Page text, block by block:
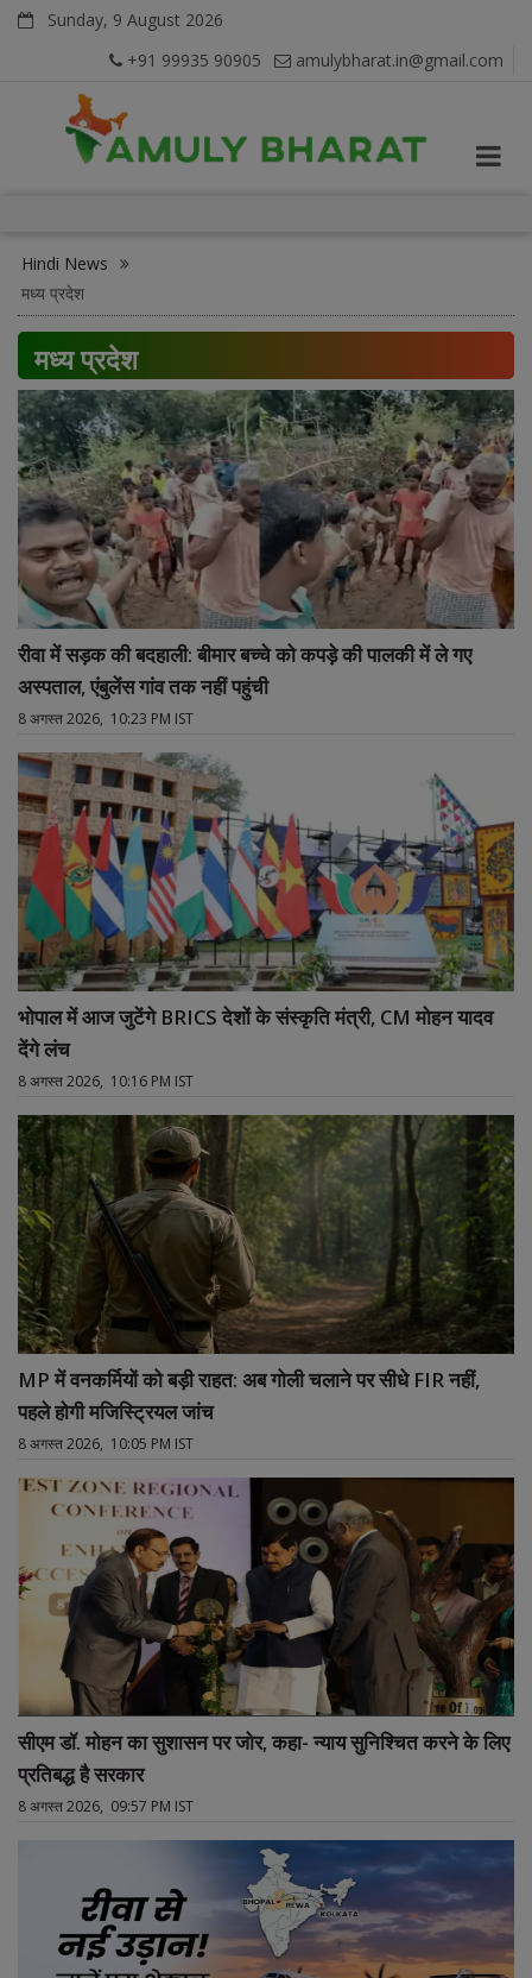
Sunday, 9 August 2026
+91 99935 90905
amulybharat.in@gmail.com
Hindi News
मध्य प्रदेश
मध्य प्रदेश
रीवा में सड़क की बदहाली: बीमार बच्चे को कपड़े की पालकी में ले गए
अस्पताल, एंबुलेंस गांव तक नहीं पहुंची
8 अगस्त 2026, 10:23 PM IST
भोपाल में आज जुटेंगे BRICS देशों के संस्कृति मंत्री, CM मोहन यादव
देंगे लंच
8 अगस्त 2026, 10:16 PM IST
MP में वनकर्मियों को बड़ी राहत: अब गोली चलाने पर सीधे FIR नहीं,
पहले होगी मजिस्ट्रियल जांच
8 अगस्त 2026, 10:05 PM IST
सीएम डॉ. मोहन का सुशासन पर जोर, कहा- न्याय सुनिश्चित करने के लिए
प्रतिबद्ध है सरकार
8 अगस्त 2026, 09:57 PM IST